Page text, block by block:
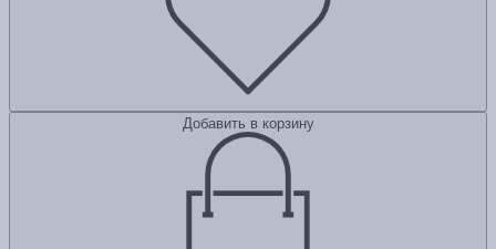
Добавить в корзину